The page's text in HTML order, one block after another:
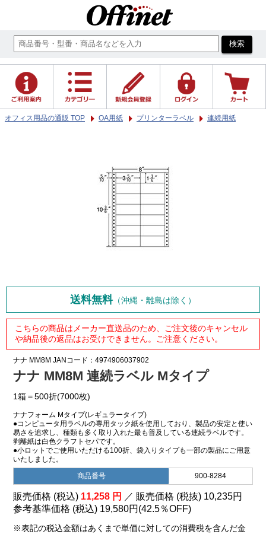
オフィス用品の通販 TOP OA用紙 プリンターラベル 連続用紙
送料無料（沖縄・離島は除く）
こちらの商品はメーカー直送品のため、ご注文後のキャンセル
や納品後の返品はお受けできません。ご注意ください。
ナナ MM8M JANコード：4974906037902
ナナ MM8M 連続ラベル Mタイプ
1箱＝500折(7000枚)
ナナフォーム Mタイプ(レギュラータイプ)
●コンピュータ用ラベルの専用タック紙を使用しており、製品の安定と使い
易さを追求し、種類も多く取り入れた最も普及している連続ラベルです。
剥離紙は白色クラフトセパです。
●小ロットでご使用いただける100折、袋入りタイプも一部の製品にご用意
いたしました。
商品番号 900-8284
販売価格 (税込) 11,258 円 ／ 販売価格 (税抜) 10,235円
参考基準価格 (税込) 19,580円 (42.5％OFF)
※表記の税込金額はあくまで単価に対しての消費税を含んだ金